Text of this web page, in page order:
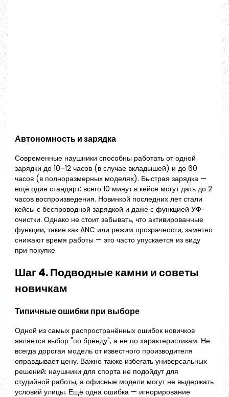
Автономность и зарядка
Современные наушники способны работать от одной
зарядки до 10–12 часов (в случае вкладышей) и до 60
часов (в полноразмерных моделях). Быстрая зарядка —
ещё один стандарт: всего 10 минут в кейсе могут дать до 2
часов воспроизведения. Новинкой последних лет стали
кейсы с беспроводной зарядкой и даже с функцией УФ-
очистки. Однако не стоит забывать, что активированные
функции, такие как ANC или режим прозрачности, заметно
снижают время работы — это часто упускается из виду
при покупке.
Шаг 4. Подводные камни и советы
новичкам
Типичные ошибки при выборе
Одной из самых распространённых ошибок новичков
является выбор "по бренду", а не по характеристикам. Не
всегда дорогая модель от известного производителя
оправдывает цену. Важно также избегать универсальных
решений: наушники для спорта не подойдут для
студийной работы, а офисные модели могут не выдержать
условий улицы. Ещё одна ошибка — игнорирование